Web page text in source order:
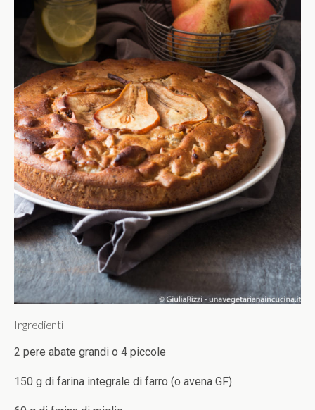
Ingredienti
2 pere abate grandi o 4 piccole
150 g di farina integrale di farro (o avena GF)